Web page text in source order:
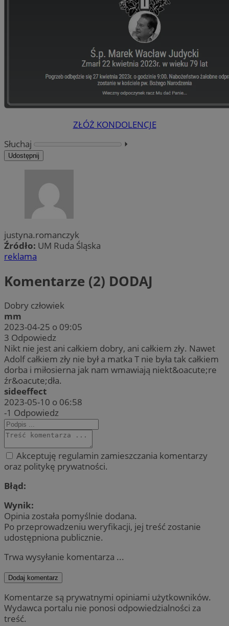
ZŁÓŻ KONDOLENCJE
Słuchaj
⏵︎
Udostępnij
justyna.romanczyk
Źródło: UM Ruda Śląska
reklama
Komentarze (2) DODAJ
Dobry człowiek
mm
2023-04-25 o 09:05
3 Odpowiedz
Nikt nie jest ani całkiem dobry, ani całkiem zły. Nawet
Adolf całkiem zły nie był a matka T nie była tak całkiem
dorba i miłosierna jak nam wmawiają niekt&oacute;re
źr&oacute;dła.
sideeffect
2023-05-10 o 06:58
-1 Odpowiedz
Akceptuję regulamin zamieszczania komentarzy
oraz politykę prywatności.
Błąd:
Wynik:
Opinia została pomyślnie dodana.
Po przeprowadzeniu weryfikacji, jej treść zostanie
udostępniona publicznie.
Trwa wysyłanie komentarza ...
Dodaj komentarz
Komentarze są prywatnymi opiniami użytkowników.
Wydawca portalu nie ponosi odpowiedzialności za
treść.